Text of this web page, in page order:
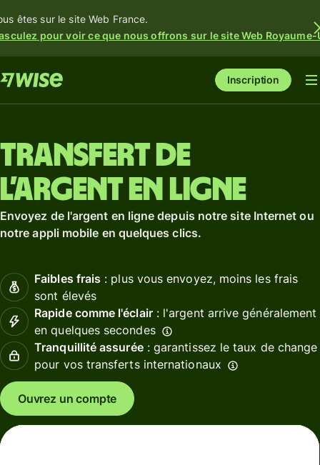
êtes sur le site Web France.
pour voir ce que nous offrons sur le site Web Royaume-
Inscription
Transfert de
l’argent en ligne
Envoyez de l'argent en ligne depuis notre site Internet ou
notre appli mobile en quelques clics.
Faibles frais : plus vous envoyez, moins les frais
sont élevés
Rapide comme l'éclair: l'argent arrive généralement
en quelques secondes
Tranquillité assurée: garantissez le taux de change
pour vos transferts internationaux
Ouvrez un compte